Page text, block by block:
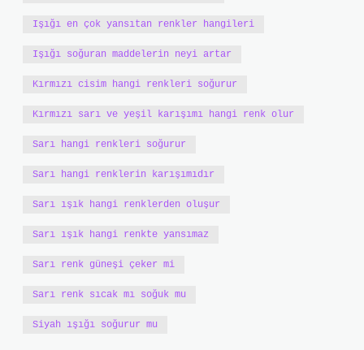
Işığı en çok yansıtan renkler hangileri
Işığı soğuran maddelerin neyi artar
Kırmızı cisim hangi renkleri soğurur
Kırmızı sarı ve yeşil karışımı hangi renk olur
Sarı hangi renkleri soğurur
Sarı hangi renklerin karışımıdır
Sarı ışık hangi renklerden oluşur
Sarı ışık hangi renkte yansımaz
Sarı renk güneşi çeker mi
Sarı renk sıcak mı soğuk mu
Siyah ışığı soğurur mu